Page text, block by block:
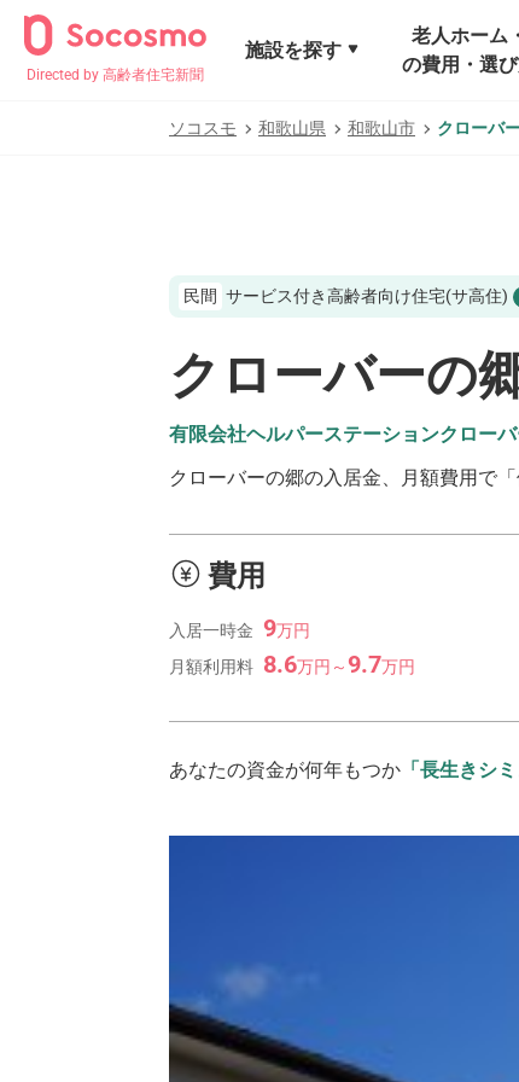
Directed by 高齢者住宅新聞
施設を探す
老人ホーム
の費用・選
ソコスモ 和歌山県 和歌山市 クローバ
民間 サービス付き高齢者向け住宅(サ高住)
クローバーの
有限会社ヘルパーステーションクロー
クローバーの郷の入居金、月額費用で
費用
入居一時金 9万円
月額利用料 8.6万円 ～ 9.7万円
あなたの資金が何年もつか 「長生きシ